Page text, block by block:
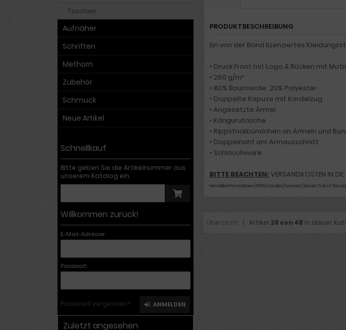
PRODUKTBESCHREIBUNG
Ein von der Band lizenziertes
• Druck Front mit Logo & Rücken mit
• 280 g/m²
• 80% Baumwolle, 20% Polyester
• Doppelte Kapuze mit Kordelzug
• Angesetzte Ärmel
• Kängurutasche
• Rippstrickbündchen an Ärmeln und
• Doppelnaht am Armausschnitt
• Schlauchware
BITTE BEACHTEN: VERSANDKOSTEN IN
Herstellerinformationen (GPSR) Hoodies/Sweater/Jacken: Fruit of the
Übersicht | Artikel 28 von 48 in dieser
Taschen
Aufnäher
Schriften
Methorn
Zubehör
Schmuck
Neue Artikel
Schnellkauf
Bitte geben Sie die Artikelnummer aus
unserem Katalog ein.
Willkommen zurück!
E-Mail-Adresse:
Passwort:
Passwort vergessen? ANMELDEN
Zuletzt angesehen